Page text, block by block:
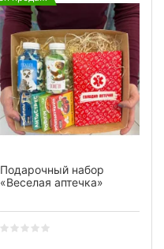
Подарочный набор
«Веселая аптечка»